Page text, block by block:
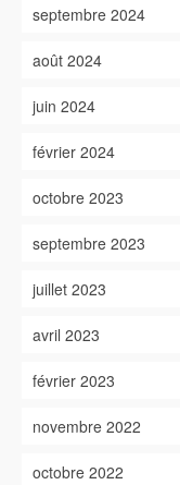
septembre 2024
août 2024
juin 2024
février 2024
octobre 2023
septembre 2023
juillet 2023
avril 2023
février 2023
novembre 2022
octobre 2022